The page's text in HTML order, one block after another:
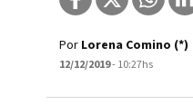
Por Lorena Comino (*)
12/12/2019- 10:27hs